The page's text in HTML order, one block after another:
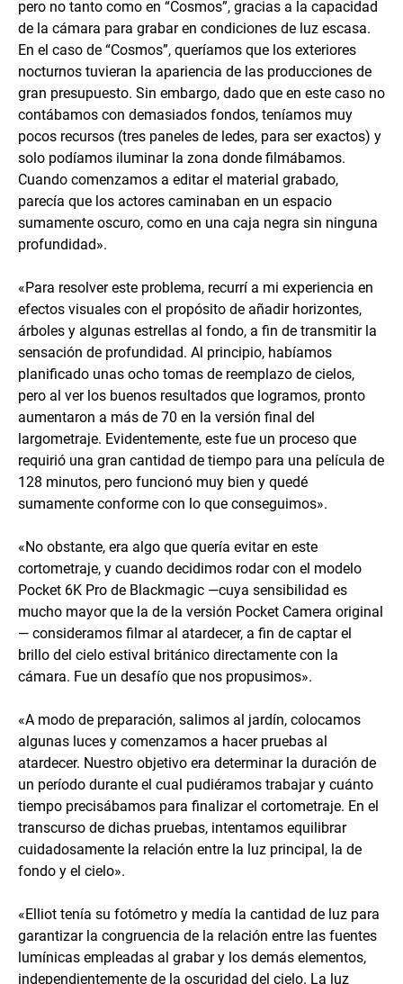
pero no tanto como en “Cosmos”, gracias a la capacidad
de la cámara para grabar en condiciones de luz escasa.
En el caso de “Cosmos”, queríamos que los exteriores
nocturnos tuvieran la apariencia de las producciones de
gran presupuesto. Sin embargo, dado que en este caso no
contábamos con demasiados fondos, teníamos muy
pocos recursos (tres paneles de ledes, para ser exactos) y
solo podíamos iluminar la zona donde filmábamos.
Cuando comenzamos a editar el material grabado,
parecía que los actores caminaban en un espacio
sumamente oscuro, como en una caja negra sin ninguna
profundidad».
«Para resolver este problema, recurrí a mi experiencia en
efectos visuales con el propósito de añadir horizontes,
árboles y algunas estrellas al fondo, a fin de transmitir la
sensación de profundidad. Al principio, habíamos
planificado unas ocho tomas de reemplazo de cielos,
pero al ver los buenos resultados que logramos, pronto
aumentaron a más de 70 en la versión final del
largometraje. Evidentemente, este fue un proceso que
requirió una gran cantidad de tiempo para una película de
128 minutos, pero funcionó muy bien y quedé
sumamente conforme con lo que conseguimos».
«No obstante, era algo que quería evitar en este
cortometraje, y cuando decidimos rodar con el modelo
Pocket 6K Pro de Blackmagic —cuya sensibilidad es
mucho mayor que la de la versión Pocket Camera original
— consideramos filmar al atardecer, a fin de captar el
brillo del cielo estival británico directamente con la
cámara. Fue un desafío que nos propusimos».
«A modo de preparación, salimos al jardín, colocamos
algunas luces y comenzamos a hacer pruebas al
atardecer. Nuestro objetivo era determinar la duración de
un período durante el cual pudiéramos trabajar y cuánto
tiempo precisábamos para finalizar el cortometraje. En el
transcurso de dichas pruebas, intentamos equilibrar
cuidadosamente la relación entre la luz principal, la de
fondo y el cielo».
«Elliot tenía su fotómetro y medía la cantidad de luz para
garantizar la congruencia de la relación entre las fuentes
lumínicas empleadas al grabar y los demás elementos,
independientemente de la oscuridad del cielo. La luz